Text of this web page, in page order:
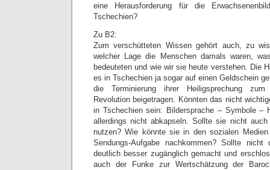
eine Herausforderung für die
Tschechien?
Zu B2:
Zum verschütteten Wissen gehört auch, zu
welcher Lage die Menschen damals waren,
bedeuteten und wie wir sie heute verstehen. Die
es in Tschechien ja sogar auf einen Geldschein
die Terminierung ihrer Heiligsprechung
Revolution beigetragen. Könnten das nicht
in Tschechien sein: Bildersprache – Symbole –
allerdings nicht abkapseln. Sollte sie nicht
nutzen? Wie könnte sie in den sozialen
Sendungs-Aufgabe nachkommen? Sollte
deutlich besser zugänglich gemacht und
auch der Funke zur Wertschätzung der